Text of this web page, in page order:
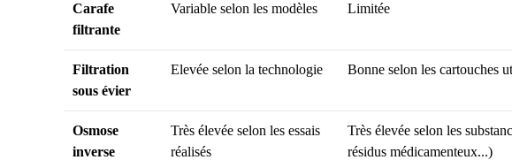
Carafe
filtrante
Variable selon les modèles Limitée
Filtration
sous évier
Elevée selon la technologie Bonne selon les cartouches
Osmose
inverse
Très élevée selon les essais
réalisés
Très élevée selon les
résidus médicamenteux...)